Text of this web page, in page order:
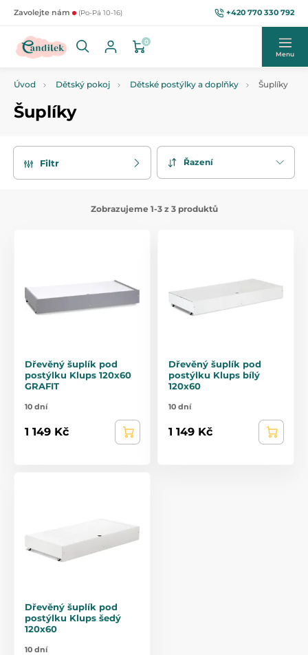
Zavolejte nám (Po-Pá 10-16) +420 770 330 792
0
Menu
Úvod Dětský pokoj Dětské postýlky a doplňky Šuplíky
Šuplíky
Filtr Řazení
Zobrazujeme 1-3 z 3 produktů
Dřevěný šuplík pod
postýlku Klups 120x60
GRAFIT
10 dní
1 149 Kč
Dřevěný šuplík pod
postýlku Klups bílý
120x60
10 dní
1 149 Kč
Dřevěný šuplík pod
postýlku Klups šedý
120x60
10 dní